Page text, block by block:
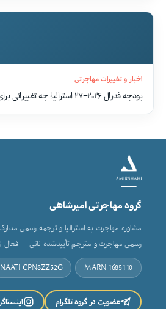
اخبار و تغییرات مهاجرتی
بودجه فدرال ۲۰۲۶–۲۷ استرالیا؛ چه تغییراتی برای مهاجرت اعلام شد؟
گروه مهاجرتی امیرشاهی
مشاوره مهاجرت به استرالیا و ترجمه رسمی
رسمی مهاجرت و مترجم تأییدشده ناتی — فعال از
MARN 1685110
NAATI CPN8ZZ52G
عضویت در گروه تلگرام